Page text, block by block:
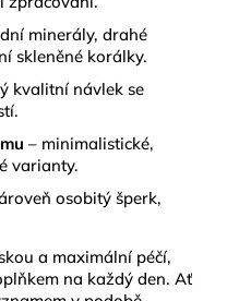
minerály, drahé
skleněné korálky.
kvalitní návlek se
– minimalistické,
varianty.
osobitý šperk,
a maximální péčí,
na každý den. Ať